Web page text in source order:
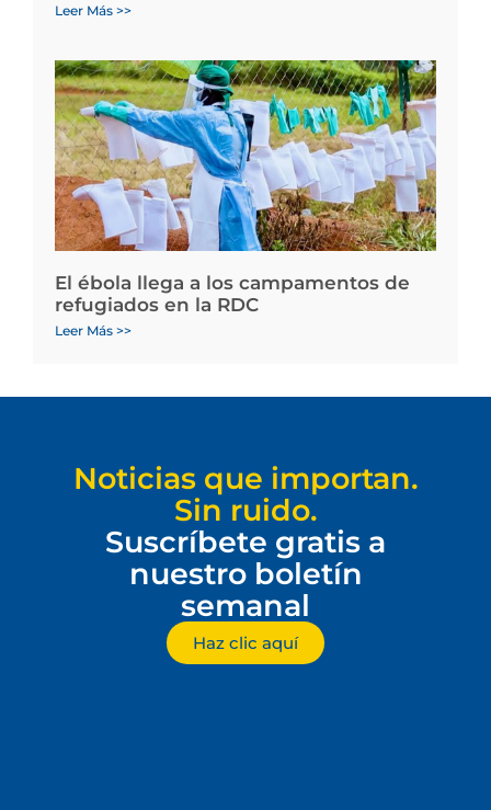
Leer Más >>
El ébola llega a los campamentos de
refugiados en la RDC
Leer Más >>
Noticias que importan.
Sin ruido.
Suscríbete gratis a
nuestro boletín
semanal
Haz clic aquí